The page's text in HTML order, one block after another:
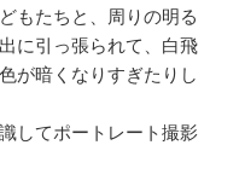
もたちと、周りの明る
に引っ張られて、白飛
が暗くなりすぎたりし
してポートレート撮影